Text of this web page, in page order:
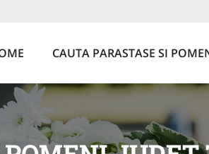
CAUTA PARASTASE SI